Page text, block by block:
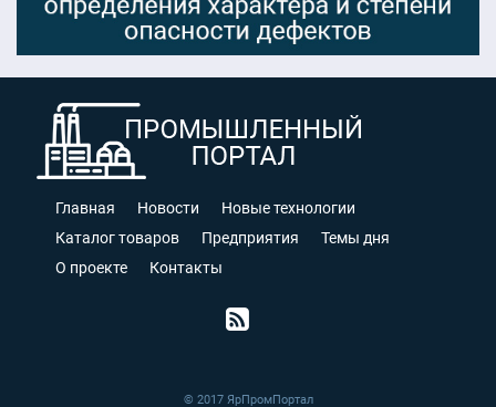
Главная Новости
Новые технологии
Каталог товаров
Предприятия
Темы дня
О проекте
Контакты
© 2017 ЯрПромПортал